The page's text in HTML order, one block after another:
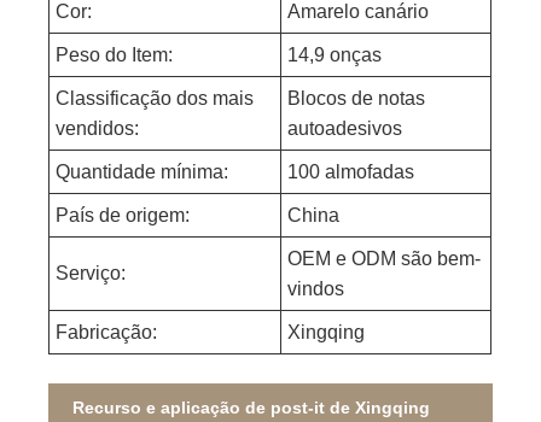
Cor: Amarelo canário
Peso do Item: 14,9 onças
Classificação dos mais
vendidos:
Blocos de notas
autoadesivos
Quantidade mínima: 100 almofadas
País de origem: China
Serviço:
OEM e ODM são bem-
vindos
Fabricação: Xingqing
Recurso e aplicação de post-it de Xingqing